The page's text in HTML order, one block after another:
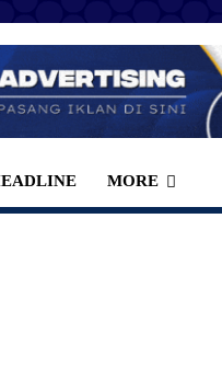
MORE